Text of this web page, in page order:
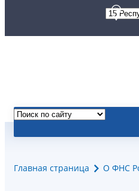
Главная страница О ФНС